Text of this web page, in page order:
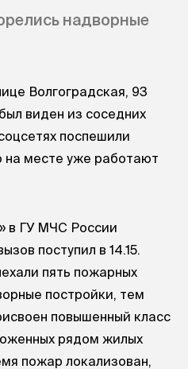
надворные
Волгоградская, 93
виден из соседних
поспешили
на месте уже работают
в ГУ МЧС России
поступил в 14.15.
пять пожарных
постройки, тем
повышенный класс
рядом жилых
пожар локализован,